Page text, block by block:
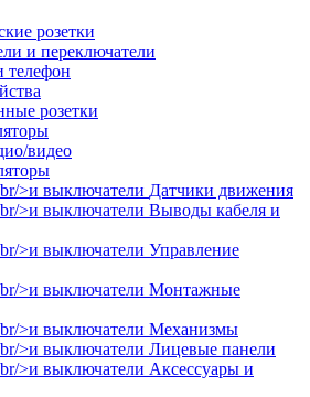
розетки
и переключатели
телефон
розетки
видео
Датчики движения
Выводы кабеля и
Управление
Монтажные
Механизмы
Лицевые панели
Аксессуары и